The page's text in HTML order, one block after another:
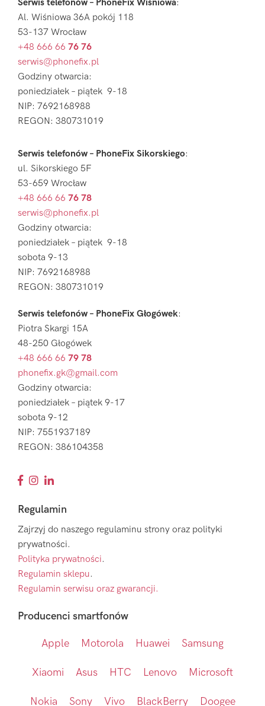
Serwis telefonów – PhoneFix Wiśniowa:
Al. Wiśniowa 36A pokój 118
53-137 Wrocław
+48 666 66 76 76
serwis@phonefix.pl
Godziny otwarcia:
poniedziałek – piątek 9-18
NIP: 7692168988
REGON: 380731019
Serwis telefonów – PhoneFix Sikorskiego:
ul. Sikorskiego 5F
53-659 Wrocław
+48 666 66 76 78
serwis@phonefix.pl
Godziny otwarcia:
poniedziałek – piątek 9-18
sobota 9-13
NIP: 7692168988
REGON: 380731019
Serwis telefonów – PhoneFix Głogówek:
Piotra Skargi 15A
48-250 Głogówek
+48 666 66 79 78
phonefix.gk@gmail.com
Godziny otwarcia:
poniedziałek – piątek 9-17
sobota 9-12
NIP: 7551937189
REGON: 386104358
Regulamin
Zajrzyj do naszego regulaminu strony oraz polityki
prywatności.
Polityka prywatności.
Regulamin sklepu.
Regulamin serwisu oraz gwarancji.
Producenci smartfonów
Apple Motorola Huawei Samsung
Xiaomi Asus HTC Lenovo Microsoft
Nokia Sony Vivo BlackBerry Doogee